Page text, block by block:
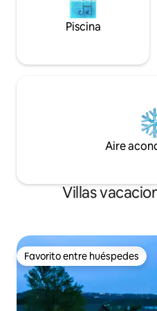
Piscina
Aire
Villas
Favorito entre huéspedes
Favorito entre huéspedes